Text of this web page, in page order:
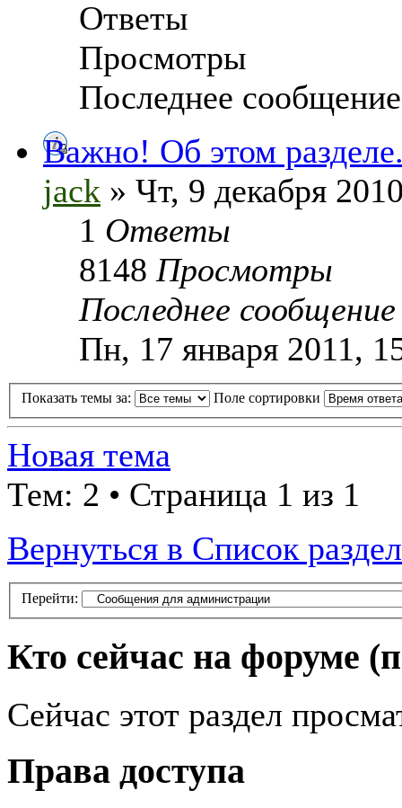
Ответы
Просмотры
Последнее сообщение
Важно! Об этом
jack » Чт, 9 декабря
1 Ответы
8148 Просмотры
Последнее
Пн, 17 января 2011,
Показать темы за: Поле сортировки
Новая тема
Тем: 2 • Страница 1 из 1
Вернуться в Список
Перейти:
Кто сейчас на форуме
Сейчас этот раздел
Права доступа